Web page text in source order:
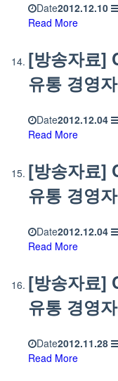
Date2012.12.10
Read More
[방송자료]
유통 경영
Date2012.12.04
Read More
[방송자료]
유통 경영
Date2012.12.04
Read More
[방송자료]
유통 경영
Date2012.11.28
Read More